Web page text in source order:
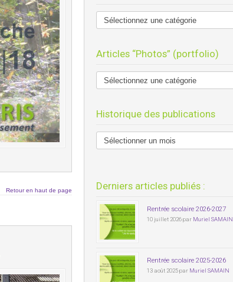
Retour en haut de page
Articles “Photos” (portfolio)
Historique des publications
Derniers articles publiés :
Rentrée scolaire 2026-2027
10 juillet 2026 par Muriel SAMAIN
Rentrée scolaire 2025-2026
13 août 2025 par Muriel SAMAIN